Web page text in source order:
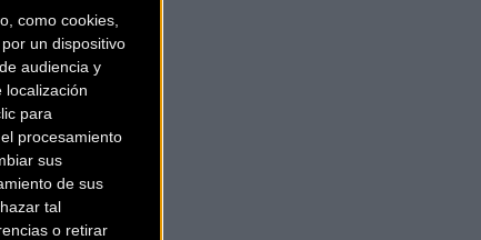
como cookies,
un dispositivo
audiencia y
localización
para
procesamiento
sus
de sus
tal
o retirar